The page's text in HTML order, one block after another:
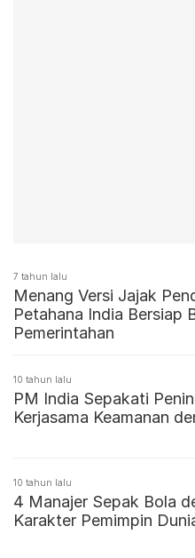
7 tahun lalu
Menang Versi Jajak
Petahana India Bersiap
Pemerintahan
10 tahun lalu
PM India Sepakati
Kerjasama Keamanan
10 tahun lalu
4 Manajer Sepak Bola
Karakter Pemimpin